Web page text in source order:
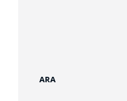
ARA